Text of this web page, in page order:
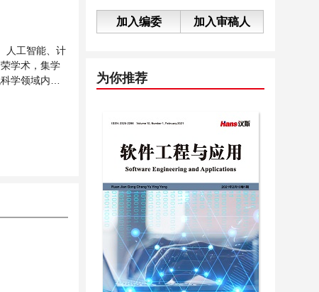
人工智能、计
学术，集学
学领域内不
加入编委 加入审稿人
为你推荐